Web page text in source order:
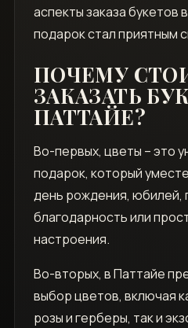
аспекты заказа букетов
подарок стал приятным
ПОЧЕМУ
ЗАКАЗАТЬ
ПАТТАЙЕ?
Во-первых‚ цветы – это
подарок‚ который
день рождения‚ юбилей‚
благодарность или
настроения.
Во-вторых‚ в Паттайе
выбор цветов‚ включая
розы и герберы‚ так и